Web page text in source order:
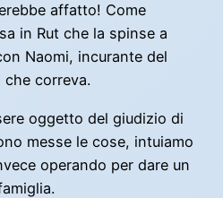
affatto! Come
in Rut che la spinse a
Naomi, incurante del
correva.
oggetto del giudizio di
messe le cose, intuiamo
operando per dare un